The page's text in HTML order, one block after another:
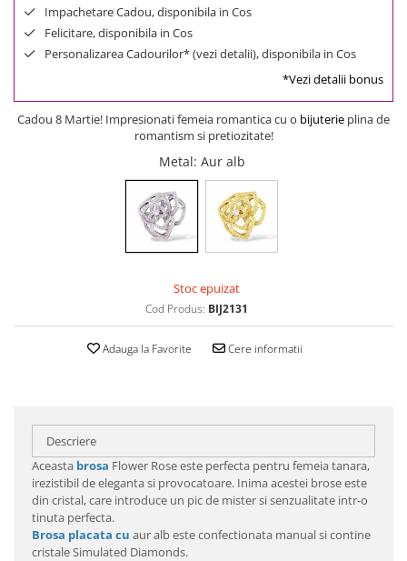
Impachetare Cadou, disponibila in Cos
Felicitare, disponibila in Cos
Personalizarea Cadourilor* (vezi detalii), disponibila in Cos
*Vezi detalii bonus
Cadou 8 Martie! Impresionati femeia romantica cu o bijuterie plina de
romantism si pretiozitate!
Metal: Aur alb
Stoc epuizat
Cod Produs: BIJ2131
Adauga la Favorite Cere informatii
Descriere
Aceasta brosa Flower Rose este perfecta pentru femeia tanara,
irezistibil de eleganta si provocatoare. Inima acestei brose este
din cristal, care introduce un pic de mister si senzualitate intr-o
tinuta perfecta.
Brosa placata cu aur alb este confectionata manual si contine
cristale Simulated Diamonds.